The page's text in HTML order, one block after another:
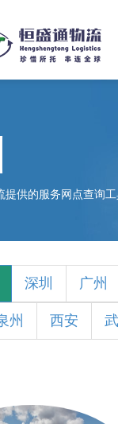
提供的服务网点查询
深圳 广州
州 西安